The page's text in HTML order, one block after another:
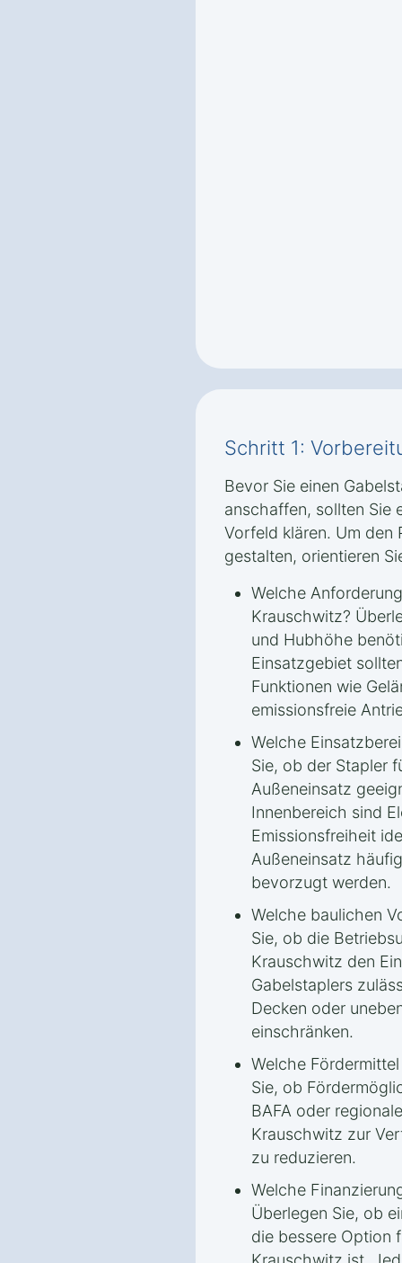
Schritt 1:
Bevor Sie einen
anschaffen, sollten Sie
Vorfeld klären. Um den
gestalten, orientieren
Welche
Krauschwitz?
und Hubhöhe
Einsatzgebiet
Funktionen wie
emissionsfreie
Welche
Sie, ob der Stapler
Außeneinsatz
Innenbereich sind
Emissionsfreiheit
Außeneinsatz
bevorzugt werden.
Welche baulichen
Sie, ob die
Krauschwitz den
Gabelstaplers
Decken oder
einschränken.
Welche
Sie, ob
BAFA oder
Krauschwitz zur
zu reduzieren.
Welche
Überlegen Sie, ob
die bessere Option